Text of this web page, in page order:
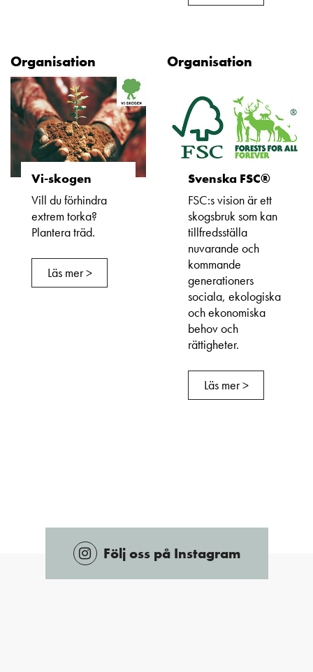
Organisation
Vi-skogen
Vill du förhindra
extrem torka?
Plantera träd.
Läs mer >
Organisation
Svenska FSC®
FSC:s vision är ett
skogsbruk som kan
tillfredsställa
nuvarande och
kommande
generationers
sociala, ekologiska
och ekonomiska
behov och
rättigheter.
Läs mer >
Följ oss på Instagram